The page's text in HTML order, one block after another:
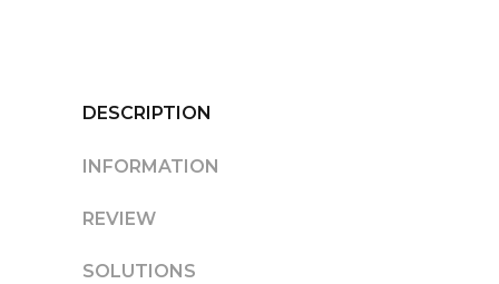
DESCRIPTION
INFORMATION
REVIEW
SOLUTIONS